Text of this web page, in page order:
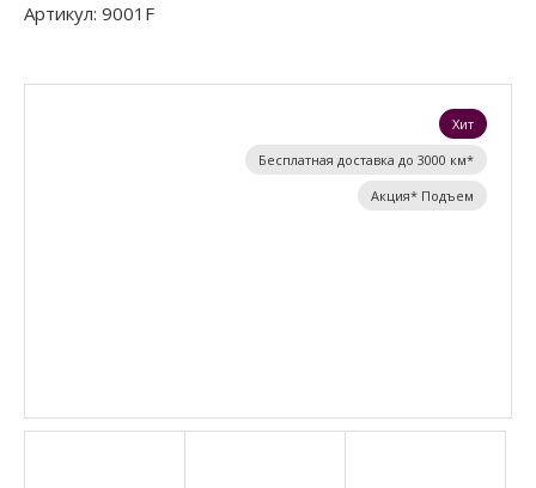
Артикул: 9001F
Хит
Бесплатная доставка до 3000 км*
Акция* Подъем